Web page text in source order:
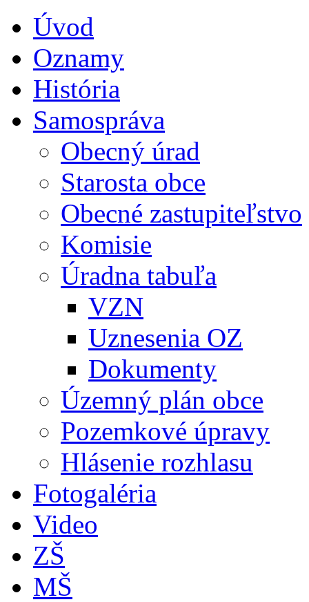
Úvod
Oznamy
História
Samospráva
Obecný úrad
Starosta obce
Obecné zastupiteľstvo
Komisie
Úradna tabuľa
VZN
Uznesenia OZ
Dokumenty
Územný plán obce
Pozemkové úpravy
Hlásenie rozhlasu
Fotogaléria
Video
ZŠ
MŠ